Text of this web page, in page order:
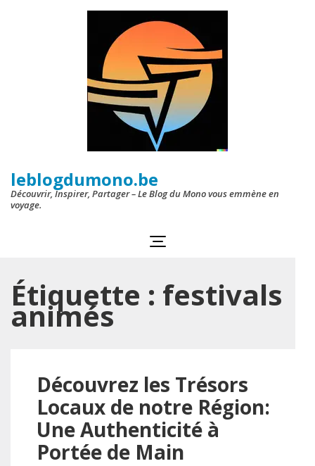
leblogdumono.be
Découvrir, Inspirer, Partager – Le Blog du Mono vous emmène en
voyage.
Étiquette : festivals
animés
Découvrez les Trésors
Locaux de notre Région:
Une Authenticité à
Portée de Main